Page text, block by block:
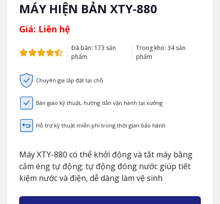
MÁY HIỆN BẢN XTY-880
Giá: Liên hệ
Đã bán: 173 sản
phẩm
Trong kho: 34 sản
phẩm
Chuyên gia lắp đặt tại chỗ
Bàn giao kỹ thuật, hướng dẫn vận hành tại xưởng
Hỗ trợ kỹ thuật miễn phí trong thời gian bảo hành
Máy XTY-880 có thể khởi động và tắt máy bằng
cảm éng tự động; tự động đóng nước giúp tiết
kiệm nước và điện, dễ dàng làm vệ sinh